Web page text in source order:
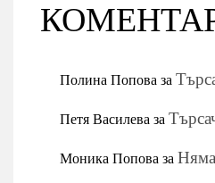
Полина Поповаза
Петя Василеваза
Моника Поповаза